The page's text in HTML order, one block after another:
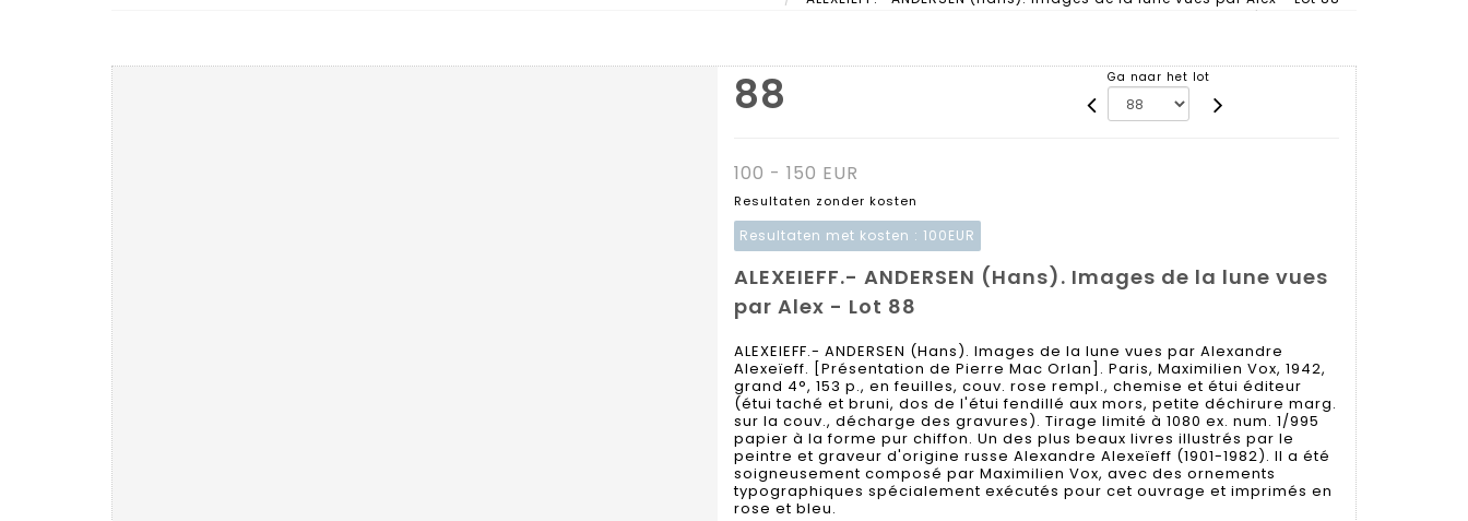
88 Ga naar het lot
100 - 150 EUR
Resultaten zonder kosten
Resultaten met kosten : 100EUR
ALEXEIEFF.- ANDERSEN (Hans). Images de la lune vues
par Alex - Lot 88
ALEXEIEFF.- ANDERSEN (Hans). Images de la lune vues par Alexandre
Alexeïeff. [Présentation de Pierre Mac Orlan]. Paris, Maximilien Vox, 1942,
grand 4°, 153 p., en feuilles, couv. rose rempl., chemise et étui éditeur
(étui taché et bruni, dos de l'étui fendillé aux mors, petite déchirure marg.
sur la couv., décharge des gravures). Tirage limité à 1080 ex. num. 1/995
papier à la forme pur chiffon. Un des plus beaux livres illustrés par le
peintre et graveur d'origine russe Alexandre Alexeïeff (1901-1982). Il a été
soigneusement composé par Maximilien Vox, avec des ornements
typographiques spécialement exécutés pour cet ouvrage et imprimés en
rose et bleu.